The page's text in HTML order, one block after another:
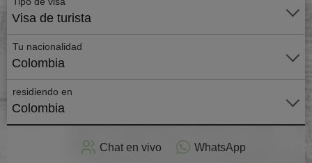
Visa de turista
Tu nacionalidad
Colombia
residiendo en
Colombia
Chat en vivo WhatsApp